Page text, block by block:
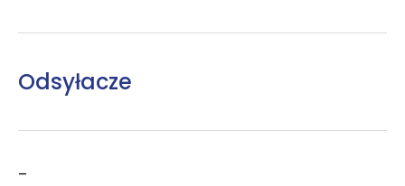
Odsyłacze
–